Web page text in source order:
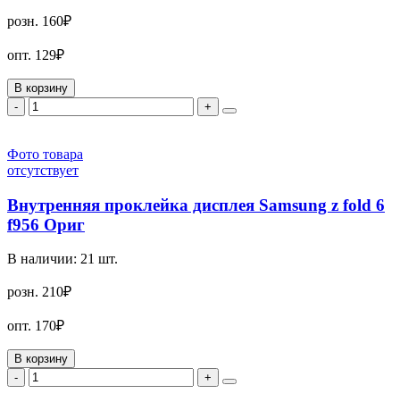
розн. 160₽
опт. 129₽
В корзину
-
+
Фото товара
отсутствует
Внутренняя проклейка дисплея Samsung z fold 6
f956 Ориг
В наличии: 21 шт.
розн. 210₽
опт. 170₽
В корзину
-
+